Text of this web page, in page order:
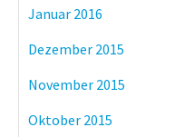
Januar 2016
Dezember 2015
November 2015
Oktober 2015